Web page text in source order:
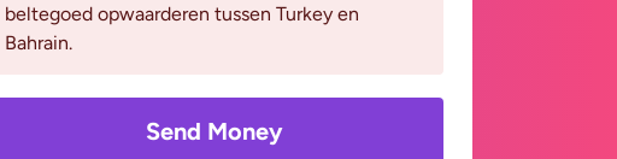
beltegoed opwaarderen tussen Turkey en
Bahrain.
Send Money